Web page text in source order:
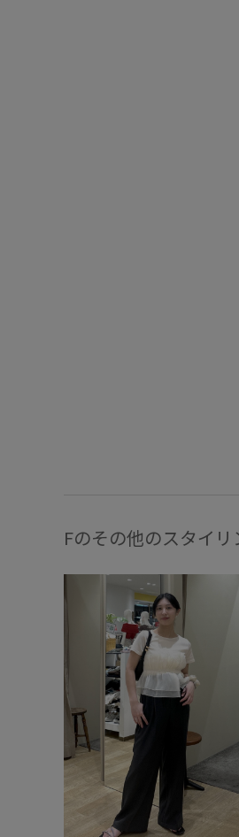
Fのその他のスタイリ